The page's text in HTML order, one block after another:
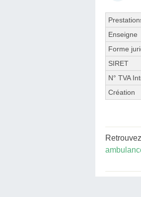
Enseigne
Forme
SIRET
N° TVA
Création